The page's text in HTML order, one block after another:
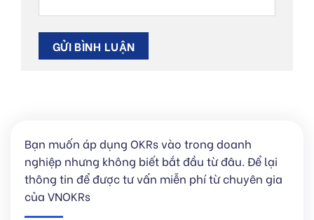
Bạn muốn áp dụng OKRs vào trong doanh
nghiệp nhưng không biết bắt đầu từ đâu. Để lại
thông tin để được tư vấn miễn phí từ chuyên gia
của VNOKRs